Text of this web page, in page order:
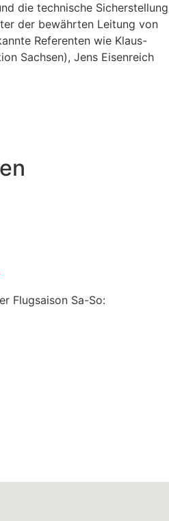
die technische Sicherstellung
der bewährten Leitung von
Referenten wie Klaus-
Sachsen), Jens Eisenreich
Flugsaison Sa-So: